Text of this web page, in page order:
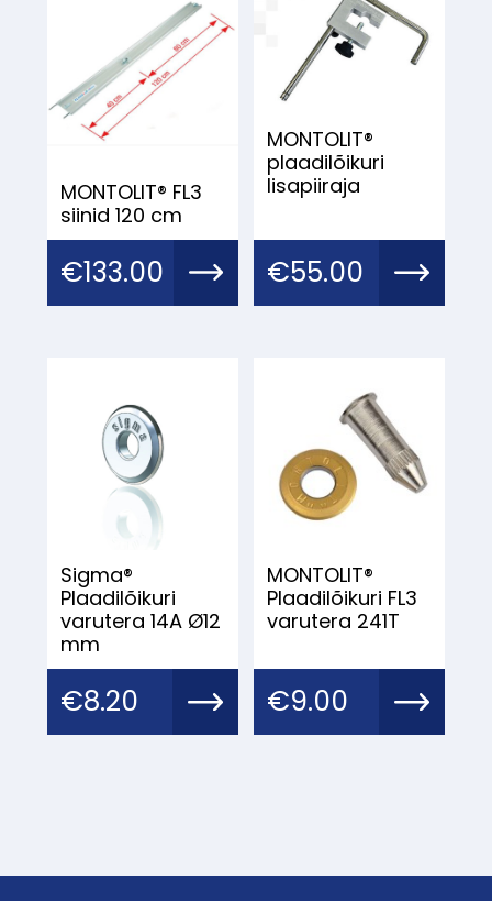
MONTOLIT® FL3
siinid 120 cm
€133.00
MONTOLIT®
plaadilõikuri
lisapiiraja
€55.00
Sigma®
Plaadilõikuri
varutera 14A Ø12
mm
€8.20
MONTOLIT®
Plaadilõikuri FL3
varutera 241T
€9.00